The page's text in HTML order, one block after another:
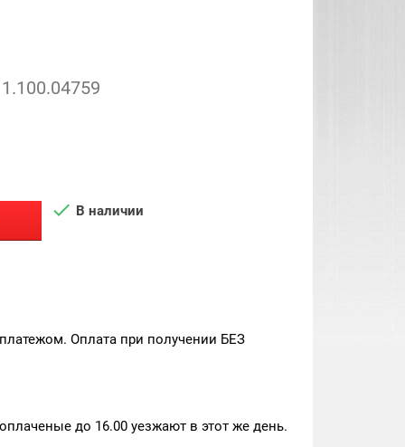
1.100.04759
 В наличии
Оплата при получении БЕЗ
до 16.00 уезжают в этот же день.